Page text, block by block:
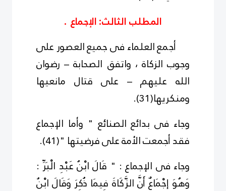
المطلب الثالث: الإجماع .
أجمع العلماء فى جميع العصور على
وجوب الزكاة ، واتفق الصحابة – رضوان
الله عليهم – على قتال مانعيها
ومنكريها(
31
)
.
وجاء فى بدائع الصنائع " وأما الإجماع
فقد أجمعت الأمة على فرضيتها "(
41
)
.
وجاء فى الإجماع : " قَالَ ابْنُ عَبْدِ الْبَرِّ :
وَهُوَ إجْمَاعٌ أَنَّ الزَّكَاةَ فِيمَا ذُكِرَ وَقَالَ ابْنُ